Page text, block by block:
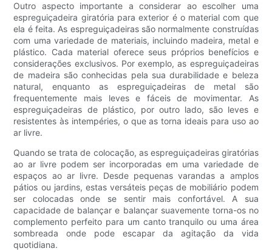
Outro aspecto importante a considerar ao escolher uma
espreguiçadeira giratória para exterior é o material com que
ela é feita. As espreguiçadeiras são normalmente construídas
com uma variedade de materiais, incluindo madeira, metal e
plástico. Cada material oferece seus próprios benefícios e
considerações exclusivos. Por exemplo, as espreguiçadeiras
de madeira são conhecidas pela sua durabilidade e beleza
natural, enquanto as espreguiçadeiras de metal são
frequentemente mais leves e fáceis de movimentar. As
espreguiçadeiras de plástico, por outro lado, são leves e
resistentes às intempéries, o que as torna ideais para uso ao
ar livre.
Quando se trata de colocação, as espreguiçadeiras giratórias
ao ar livre podem ser incorporadas em uma variedade de
espaços ao ar livre. Desde pequenas varandas a amplos
pátios ou jardins, estas versáteis peças de mobiliário podem
ser colocadas onde se sentir mais confortável. A sua
capacidade de balançar e balançar suavemente torna-os no
complemento perfeito para um canto tranquilo ou uma área
sombreada onde pode escapar da agitação da vida
quotidiana.